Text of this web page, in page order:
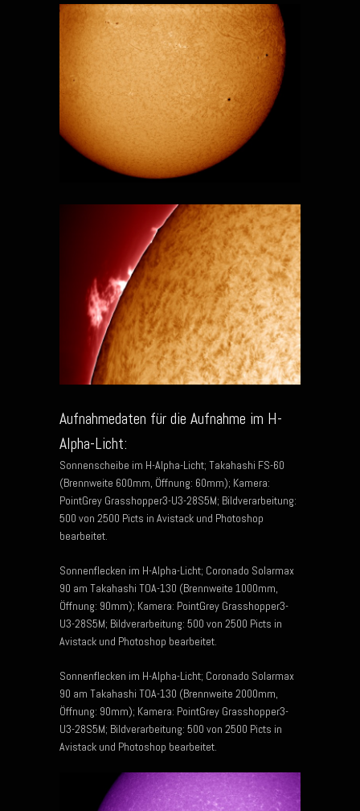
Aufnahmedaten für die Aufnahme im H-
Alpha-Licht:
Sonnenscheibe im H-Alpha-Licht; Takahashi FS-60
(Brennweite 600mm, Öffnung: 60mm); Kamera:
PointGrey Grasshopper3-U3-28S5M; Bildverarbeitung:
500 von 2500 Picts in Avistack und Photoshop
bearbeitet.
Sonnenflecken im H-Alpha-Licht; Coronado Solarmax
90 am Takahashi TOA-130 (Brennweite 1000mm,
Öffnung: 90mm); Kamera: PointGrey Grasshopper3-
U3-28S5M; Bildverarbeitung: 500 von 2500 Picts in
Avistack und Photoshop bearbeitet.
Sonnenflecken im H-Alpha-Licht; Coronado Solarmax
90 am Takahashi TOA-130 (Brennweite 2000mm,
Öffnung: 90mm); Kamera: PointGrey Grasshopper3-
U3-28S5M; Bildverarbeitung: 500 von 2500 Picts in
Avistack und Photoshop bearbeitet.